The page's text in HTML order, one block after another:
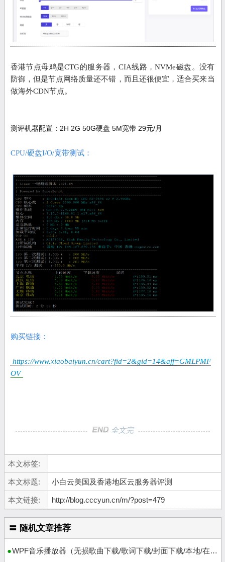
香港节点母鸡是CTG的服务器，CIA线路，NVMe磁盘。没有
防御，但是节点网络质量还不错，而且还很便宜，适合买来当
做海外CDN节点。
测评机器配置：2H 2G 50G硬盘 5M宽带 29元/月
CPU/硬盘I/O/宽带测试：
购买链接：
https://www.xiaobaiyun.cn/cart?fid=2&gid=14&aff=GMLPMF
OV
全文完
本文标签:
本文标题: 小白云美国及香港地区云服务器评测
本文链接: http://blog.cccyun.cn/m/?post=479
〓 随机文章推荐
WPF音乐播放器（无损歌曲下载/歌词下载/封面下载/本地/在线播放）